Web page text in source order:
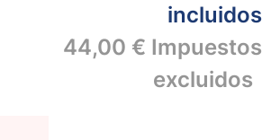
incluidos
44,00 € Impuestos
excluidos